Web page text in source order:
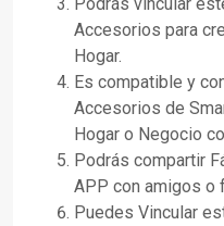
Accesorios para
Hogar.
Es compatible y
Accesorios de
Hogar o Negocio
Podrás compartir
APP con amigos o
Puedes Vincular